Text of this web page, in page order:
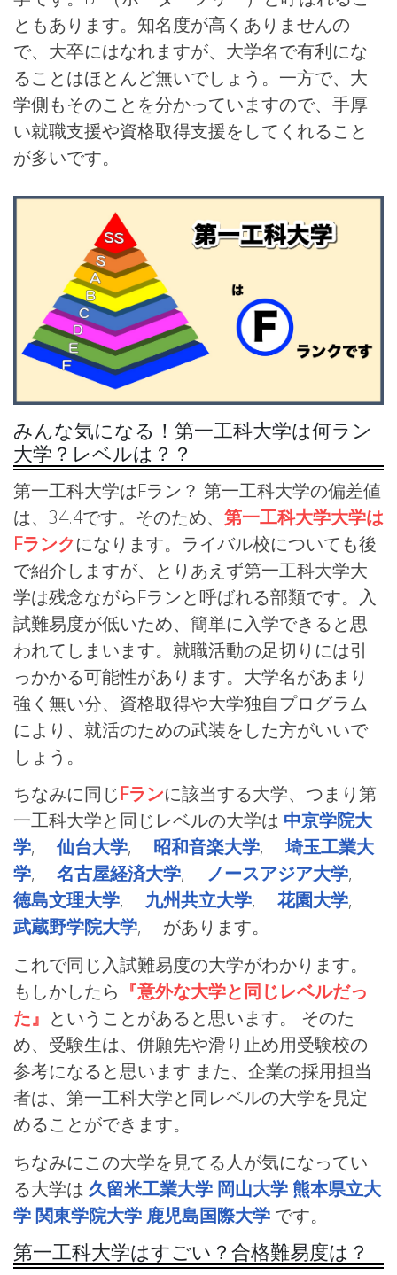
ともあります。知名度が高くありませんの
で、大卒にはなれますが、大学名で有利にな
ることはほとんど無いでしょう。一方で、大
学側もそのことを分かっていますので、手厚
い就職支援や資格取得支援をしてくれること
が多いです。
みんな気になる！第一工科大学は何ラン
大学？レベルは？？
第一工科大学はFラン？ 第一工科大学の偏差値
は、34.4です。そのため、 第一工科大学大学は
Fランクになります。ライバル校についても後
で紹介しますが、とりあえず第一工科大学大
学は残念ながらFランと呼ばれる部類です。入
試難易度が低いため、簡単に入学できると思
われてしまいます。就職活動の足切りには引
っかかる可能性があります。大学名があまり
強く無い分、資格取得や大学独自プログラム
により、就活のための武装をした方がいいで
しょう。
ちなみに同じFランに該当する大学、つまり第
一工科大学と同じレベルの大学は 中京学院大
学, 仙台大学, 昭和音楽大学,埼玉工業大
学, 名古屋経済大学, ノースアジア大学,
徳島文理大学, 九州共立大学, 花園大学,
武蔵野学院大学, があります。
これで同じ入試難易度の大学がわかります。
もしかしたら 『意外な大学と同じレベルだっ
た』 ということがあると思います。 そのた
め、受験生は、併願先や滑り止め用受験校の
参考になると思います また、企業の採用担当
者は、第一工科大学と同レベルの大学を見定
めることができます。
ちなみにこの大学を見てる人が気になってい
る大学は 久留米工業大学 岡山大学 熊本県立大
学 関東学院大学 鹿児島国際大学 です。
第一工科大学はすごい？合格難易度は？